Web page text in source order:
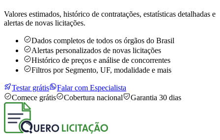
Valores estimados, histórico de contratações, estatísticas detalhadas e
alertas de novas licitações.
Dados completos de todos os órgãos do Brasil
Alertas personalizados de novas licitações
Histórico de preços e análise de concorrentes
Filtros por Segmento, UF, modalidade e mais
Testar grátis
Falar com Especialista
Comece grátis
Cobertura nacional Garantia 30 dias